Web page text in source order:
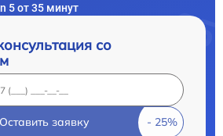
5 от 35 минут
со
Оставить заявку